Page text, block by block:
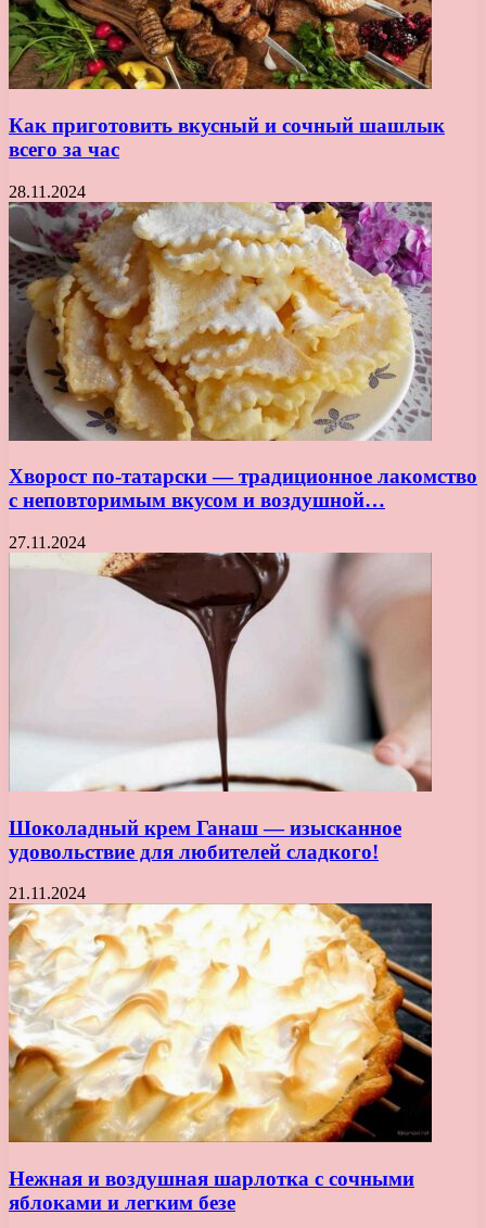
Как приготовить вкусный и сочный шашлык
всего за час
28.11.2024
Хворост по-татарски — традиционное лакомство
с неповторимым вкусом и воздушной…
27.11.2024
Шоколадный крем Ганаш — изысканное
удовольствие для любителей сладкого!
21.11.2024
Нежная и воздушная шарлотка с сочными
яблоками и легким безе